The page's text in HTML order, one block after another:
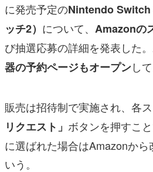
電ファミニコゲーマーとは？
運営：株式会社マレ
に発売予定のNintendo Switch
ッチ2） について、 Amazonの
び抽選応募の詳細を発表した
器の予約ページもオープンし
販売は招待制で実施され、各
リクエスト」 ボタンを押すこ
に選ばれた場合はAmazonから
いう。